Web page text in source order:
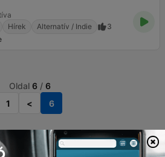
Hírek Alternatív / Indie
3
Oldal 6/ 6
1
< 6